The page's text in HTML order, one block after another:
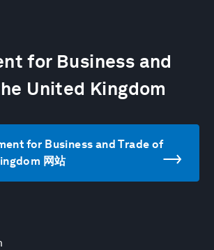
for Business and
United Kingdom
for Business and Trade of
网站